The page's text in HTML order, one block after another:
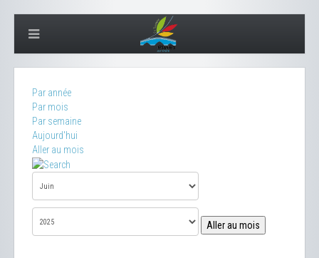
Par année
Par mois
Par semaine
Aujourd'hui
Aller au mois
Aller au mois